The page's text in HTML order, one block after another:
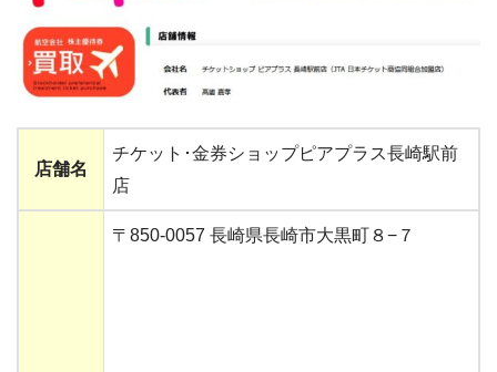
店舗名
チケット･金券ショップピアプラス長崎駅前
店
〒850-0057 長崎県長崎市大黒町８−７